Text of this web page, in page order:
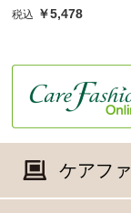
税込 ￥5,478
ケアフ